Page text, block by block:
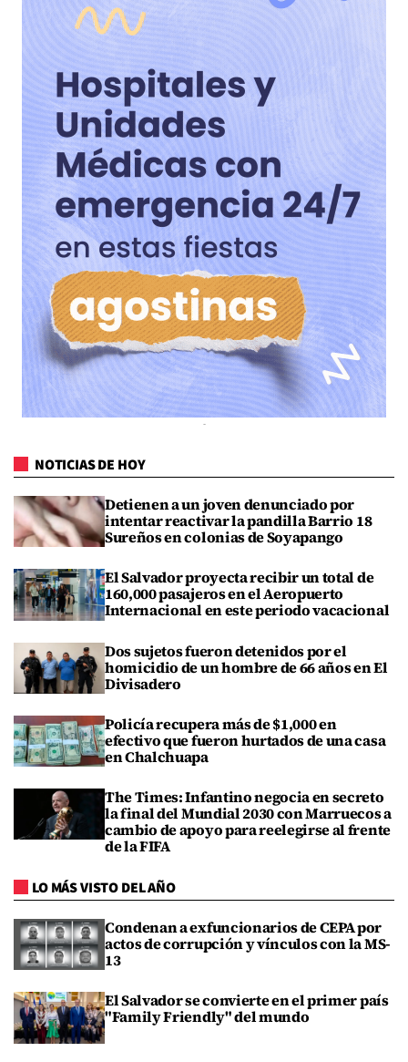
NOTICIAS DE HOY
Detienen a un joven denunciado por
intentar reactivar la pandilla Barrio 18
Sureños en colonias de Soyapango
El Salvador proyecta recibir un total de
160,000 pasajeros en el Aeropuerto
Internacional en este periodo vacacional
Dos sujetos fueron detenidos por el
homicidio de un hombre de 66 años en El
Divisadero
Policía recupera más de $1,000 en
efectivo que fueron hurtados de una casa
en Chalchuapa
The Times: Infantino negocia en secreto
la final del Mundial 2030 con Marruecos a
cambio de apoyo para reelegirse al frente
de la FIFA
LO MÁS VISTO DEL AÑO
Condenan a exfuncionarios de CEPA por
actos de corrupción y vínculos con la MS-
13
El Salvador se convierte en el primer país
"Family Friendly" del mundo